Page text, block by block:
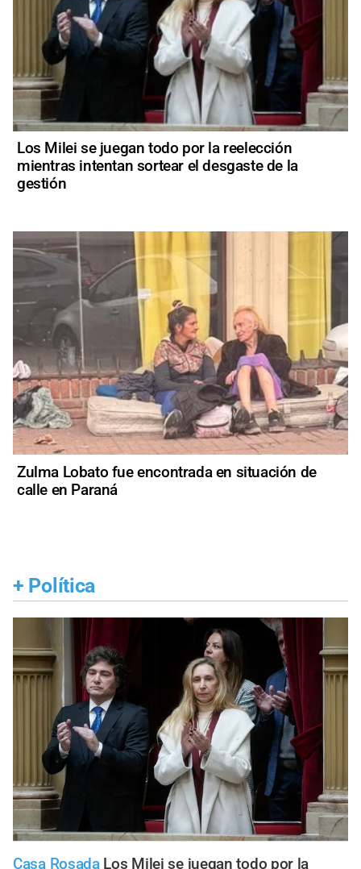
Los Milei se juegan todo por la reelección
mientras intentan sortear el desgaste de la
gestión
Zulma Lobato fue encontrada en situación de
calle en Paraná
+ Política
Casa Rosada Los Milei se juegan todo por la